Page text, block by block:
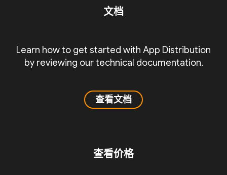
文档
Learn how to get started with App Distribution
by reviewing our technical documentation.
查看文档
查看价格